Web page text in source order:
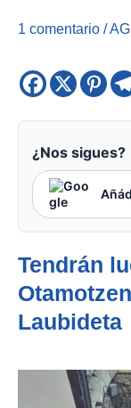
1 comentario /
¿Nos sigues?
Tendrán
Laubideta